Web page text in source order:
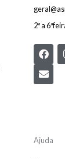
2ª a
F
a
c
e
b
E
n
v
e
l
Ajuda